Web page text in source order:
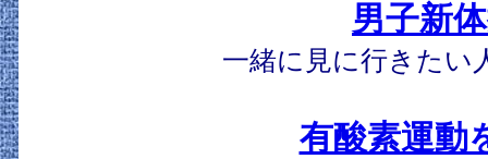
男子新
一緒に見に行きたい
有酸素運動